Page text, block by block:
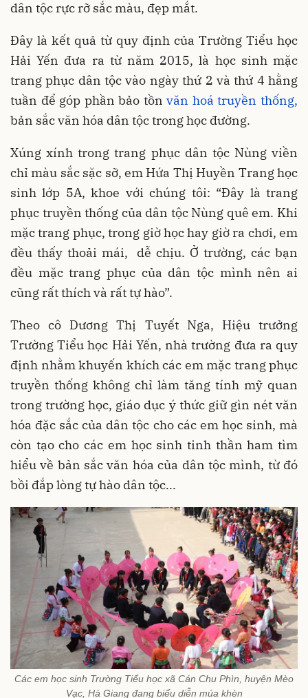
dân tộc rực rỡ sắc màu, đẹp mắt.
Đây là kết quả từ quy định của Trường Tiểu học
Hải Yến đưa ra từ năm 2015, là học sinh mặc
trang phục dân tộc vào ngày thứ 2 và thứ 4 hằng
tuần để góp phần bảo tồnvăn hoá truyền thống,
bản sắc văn hóa dân tộc trong học đường.
Xúng xính trong trang phục dân tộc Nùng viền
chỉ màu sắc sặc sỡ, em Hứa Thị Huyền Trang học
sinh lớp 5A, khoe với chúng tôi: “Đây là trang
phục truyền thống của dân tộc Nùng quê em. Khi
mặc trang phục, trong giờ học hay giờ ra chơi, em
đều thấy thoải mái, dễ chịu. Ở trường, các bạn
đều mặc trang phục của dân tộc mình nên ai
cũng rất thích và rất tự hào”.
Theo cô Dương Thị Tuyết Nga, Hiệu trưởng
Trường Tiểu học Hải Yến, nhà trường đưa ra quy
định nhằm khuyến khích các em mặc trang phục
truyền thống không chỉ làm tăng tính mỹ quan
trong trường học, giáo dục ý thức giữ gìn nét văn
hóa đặc sắc của dân tộc cho các em học sinh, mà
còn tạo cho các em học sinh tinh thần ham tìm
hiểu về bản sắc văn hóa của dân tộc mình, từ đó
bồi đắp lòng tự hào dân tộc...
Các em học sinh Trường Tiểu học xã Cán Chu Phìn, huyện Mèo
Vạc, Hà Giang đang biểu diễn múa khèn